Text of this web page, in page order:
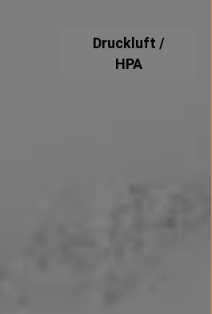
Druckluft /
HPA